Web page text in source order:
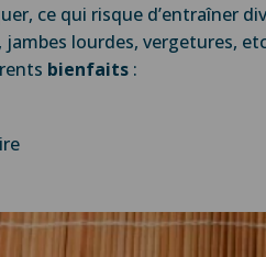
ce qui risque d’entraîner
lourdes, vergetures,
bienfaits :